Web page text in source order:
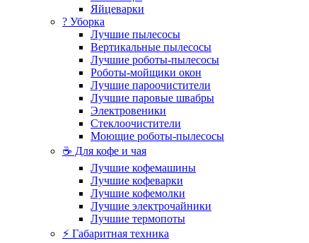
Яйцеварки
? Уборка
Лучшие пылесосы
Вертикальные пылесосы
Лучшие роботы-пылесосы
Роботы-мойщики окон
Лучшие пароочистители
Лучшие паровые швабры
Электровеники
Стеклоочистители
Моющие роботы-пылесосы
☕ Для кофе и чая
Лучшие кофемашины
Лучшие кофеварки
Лучшие кофемолки
Лучшие электрочайники
Лучшие термопоты
⚡ Габаритная техника